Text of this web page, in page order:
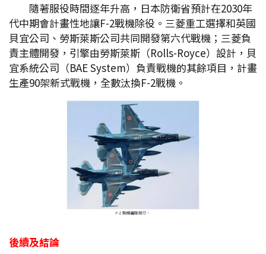
隨著服役時間逐年升高，日本防衛省預計在2030年
代中期會計畫性地讓F-2戰機除役。三菱重工選擇和英國
貝宜公司、勞斯萊斯公司共同開發第六代戰機；三菱負
責主體開發，引擎由勞斯萊斯（Rolls-Royce）設計，貝
宜系統公司（BAE System）負責戰機的其餘項目，計畫
生產90架新式戰機，全數汰換F-2戰機。
後續及結論